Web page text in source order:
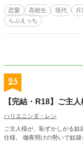
恋愛 高校生 現代
らぶえっち
25
【完結・R18】ご主
ハリエニシダ・レン
ご主人様が、恥ずかしがる
仕様。 徹夜明けの勢いで奴隷を買った一見冷淡なご主人様が、素直に言うこと